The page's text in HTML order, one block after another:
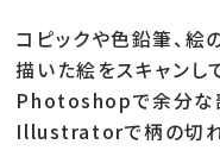
コピックや色鉛筆、絵
描いた絵をスキャンし
Photoshopで余分な
Illustratorで柄の切れ